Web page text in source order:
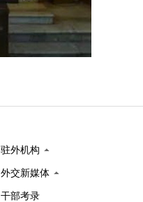
驻外机构
外交新媒体
干部考录